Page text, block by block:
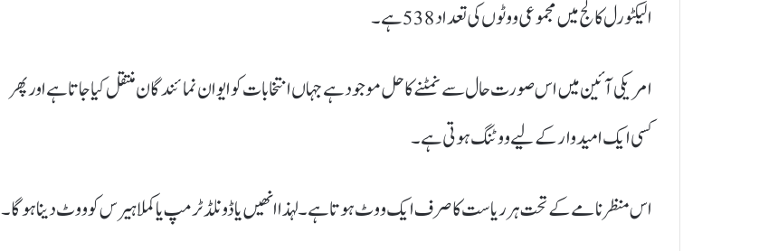
الیکٹورل کالج میں مجموعی ووٹوں کی تعداد 538 ہے۔
امریکی آئین میں اس صورت حال سے نمٹنے کا حل موجود ہے جہاں انتخابات کو ایوان نمائندگان منتقل کیا جاتا ہے اور پھر
کسی ایک امیدوار کے لیے ووٹنگ ہوتی ہے۔
اس منظر نامے کے تحت ہر ریاست کا صرف ایک ووٹ ہوتا ہے۔ لہذا انھیں یا ڈونلڈ ٹرمپ یا کملا ہیرس کو ووٹ دینا ہو گا۔